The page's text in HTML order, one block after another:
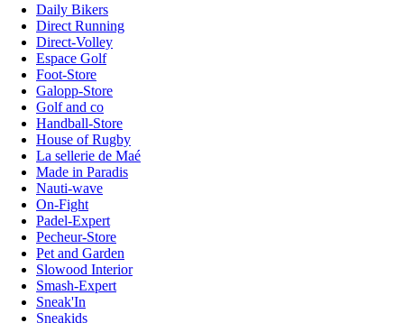
Daily Bikers
Direct Running
Direct-Volley
Espace Golf
Foot-Store
Galopp-Store
Golf and co
Handball-Store
House of Rugby
La sellerie de Maé
Made in Paradis
Nauti-wave
On-Fight
Padel-Expert
Pecheur-Store
Pet and Garden
Slowood Interior
Smash-Expert
Sneak'In
Sneakids